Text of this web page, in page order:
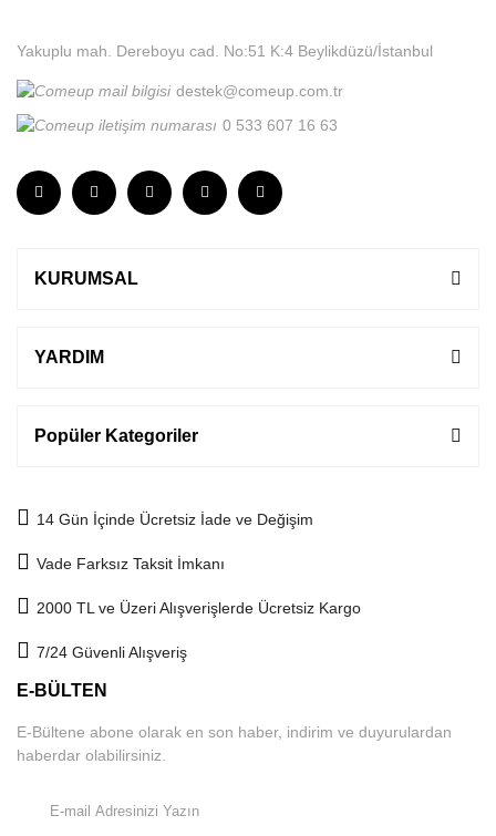
Yakuplu mah. Dereboyu cad. No:51 K:4 Beylikdüzü/İstanbul
destek@comeup.com.tr
0 533 607 16 63
KURUMSAL
YARDIM
Popüler Kategoriler
14 Gün İçinde Ücretsiz İade ve Değişim
Vade Farksız Taksit İmkanı
2000 TL ve Üzeri Alışverişlerde Ücretsiz Kargo
7/24 Güvenli Alışveriş
E-BÜLTEN
E-Bültene abone olarak en son haber, indirim ve duyurulardan
haberdar olabilirsiniz.